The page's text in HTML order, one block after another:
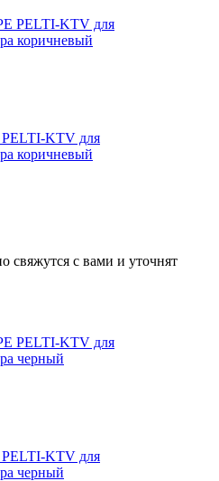
KTV для
коричневый
свяжутся с вами и уточнят
KTV для
черный